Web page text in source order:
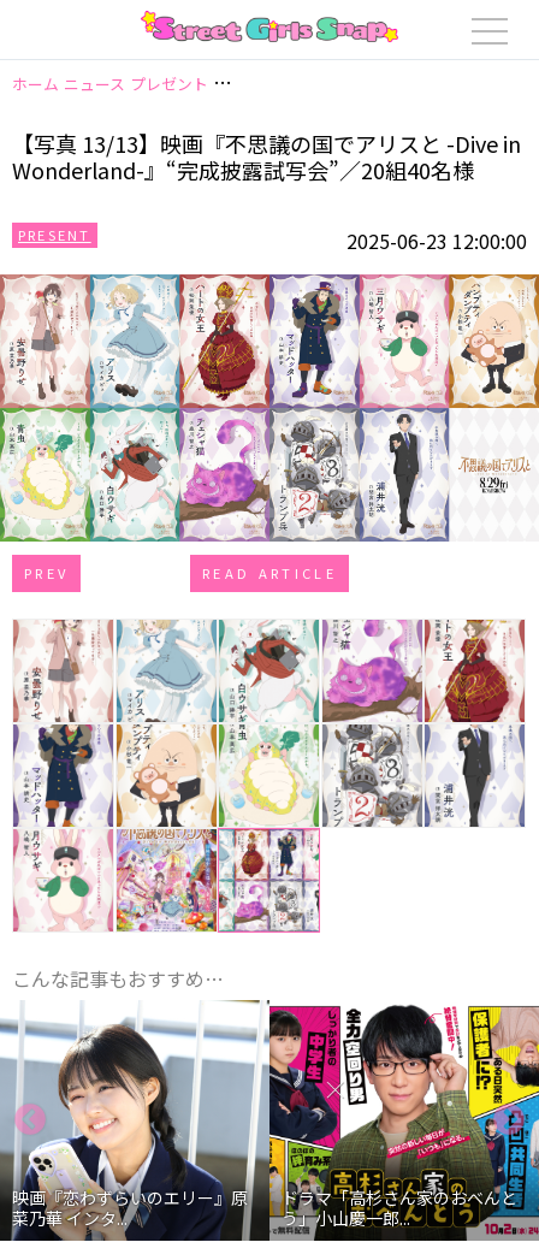
ホーム ニュース プレゼント 【写真 13/13】映画『不思議の国でアリスと
【写真 13/13】映画『不思議の国でアリスと -Dive in
Wonderland-』“完成披露試写会”／20組40名様
PRESENT 2025-06-23 12:00:00
PREV READ ARTICLE
こんな記事もおすすめ…
映画『恋わずらいのエリー』原
菜乃華 インタ...
ドラマ「高杉さん家のおべんと
う」小山慶一郎...